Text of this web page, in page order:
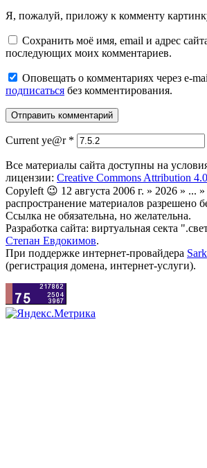
Я, пожалуй, приложу к комменту
Сохранить моё имя, email и адрес
последующих моих комментариев.
Оповещать о комментариях через e-
подписаться без комментирования.
Current ye@r *
Все материалы сайта доступны на
лицензии: Creative Commons Attribution
Copyleft 😉 12 августа 2006 г. » 2026 » ...
распространение материалов разрешено
Ссылка не обязательна, но желательна.
Разработка сайта: виртуальная секта
Степан Евдокимов.
При поддержке интернет-провайдера
(регистрация домена, интернет-услуги).